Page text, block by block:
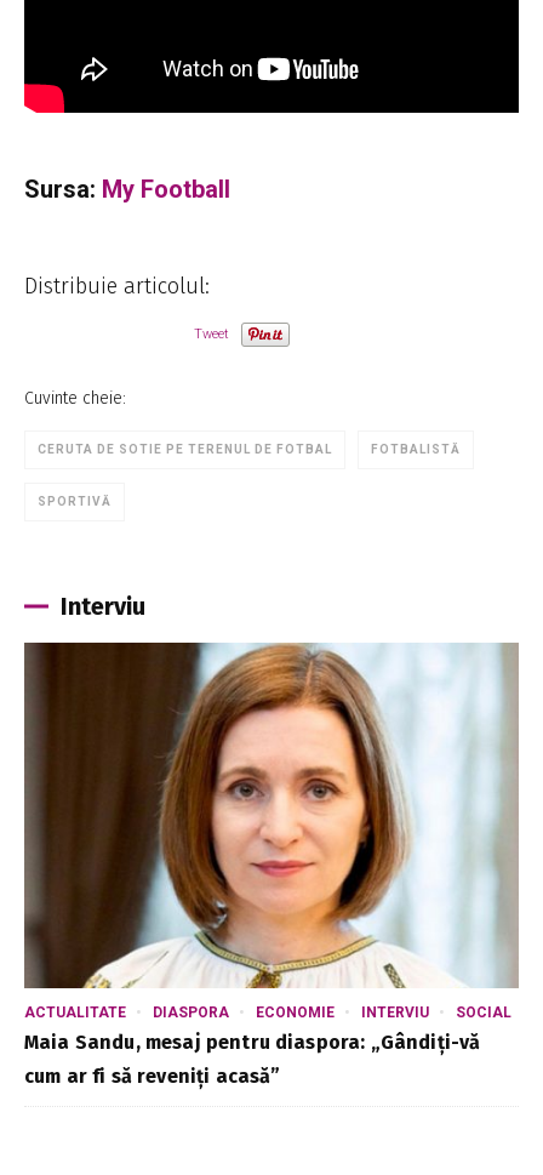
Sursa: My Football
Distribuie articolul:
Tweet
Cuvinte cheie:
CERUTA DE SOTIE PE TERENUL DE FOTBAL FOTBALISTĂ
SPORTIVĂ
Interviu
ACTUALITATE DIASPORA ECONOMIE INTERVIU SOCIAL
Maia Sandu, mesaj pentru diaspora: „Gândiți-vă
cum ar fi să reveniți acasă”